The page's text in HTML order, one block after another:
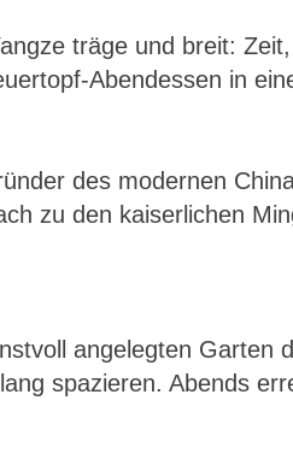
träge und breit:
Abendessen in
des modernen
zu den kaiserlichen
angelegten Garten
spazieren. Abends